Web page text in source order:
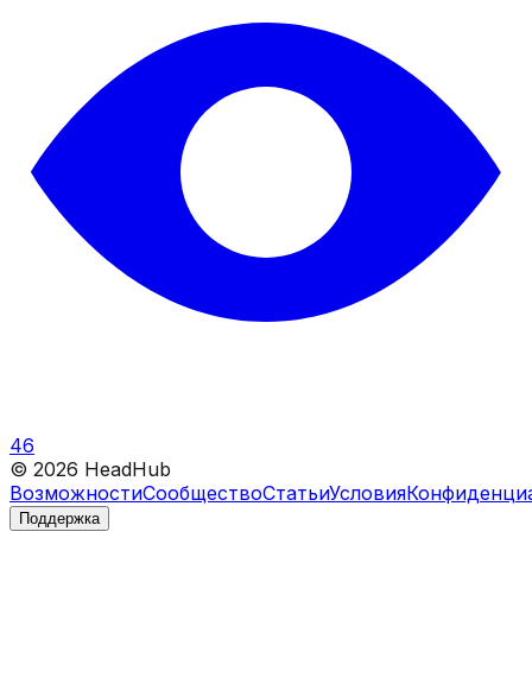
46
© 2026 HeadHub
ВозможностиСообществоСтатьиУсловия
Поддержка